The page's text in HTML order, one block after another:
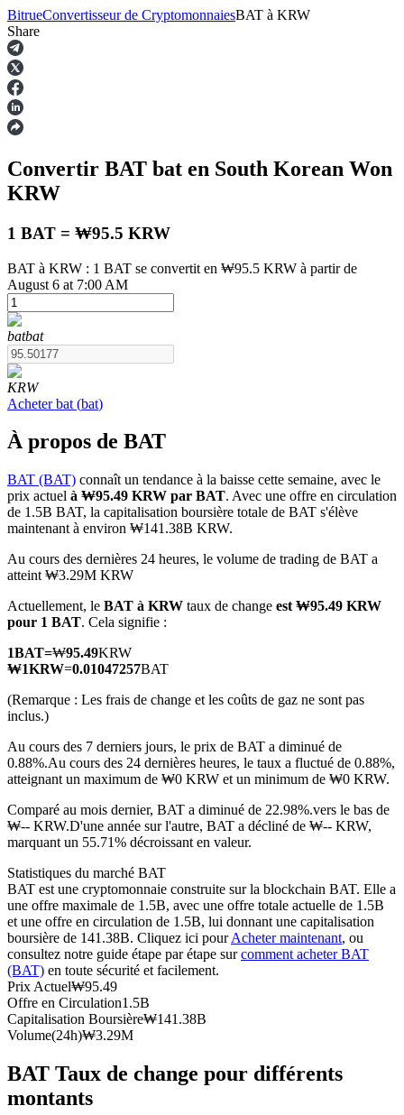
Contrats à terme
Futures USDT
Futures COIN-M
Contrats à terme sur crypto-monnaie
TradFi
Produits dérivés sur actions, forex, métaux précieux et matières
premières
Futures USDC
Copie de Trading
Rejoignez les meilleurs traders
BitrueConvertisseur de CryptomonnaiesBAT à KRW
Share
Convertir BAT bat en South Korean Won
KRW
1 BAT = ₩95.5 KRW
BAT à KRW : 1 BAT se convertit en ₩95.5 KRW à partir de
August 6 at 7:00 AM
batbat
KRW
Acheter bat (bat)
À propos de BAT
BAT (BAT) connaît un tendance à la baisse cette semaine, avec le
prix actuel à ₩95.49 KRW par BAT. Avec une offre en circulation
de 1.5B BAT, la capitalisation boursière totale de BAT s'élève
maintenant à environ ₩141.38B KRW.
Au cours des dernières 24 heures, le volume de trading de BAT a
atteint ₩3.29M KRW
Actuellement, le BAT à KRW taux de change est ₩95.49 KRW
pour 1 BAT. Cela signifie :
1BAT=₩95.49KRW
₩1KRW=0.01047257BAT
(Remarque : Les frais de change et les coûts de gaz ne sont pas
inclus.)
Au cours des 7 derniers jours, le prix de BAT a diminué de
0.88%.Au cours des 24 dernières heures, le taux a fluctué de 0.88%,
atteignant un maximum de ₩0 KRW et un minimum de ₩0 KRW.
Comparé au mois dernier, BAT a diminué de 22.98%.vers le bas de
₩-- KRW.D'une année sur l'autre, BAT a décliné de ₩-- KRW,
marquant un 55.71% décroissant en valeur.
Statistiques du marché BAT
BAT est une cryptomonnaie construite sur la blockchain BAT. Elle a
une offre maximale de 1.5B, avec une offre totale actuelle de 1.5B
et une offre en circulation de 1.5B, lui donnant une capitalisation
boursière de 141.38B. Cliquez ici pourAcheter maintenant, ou
consultez notre guide étape par étape surcomment acheter BAT
(BAT) en toute sécurité et facilement.
Prix Actuel₩95.49
Offre en Circulation1.5B
Capitalisation Boursière₩141.38B
Volume(24h)₩3.29M
BAT Taux de change pour différents
montants